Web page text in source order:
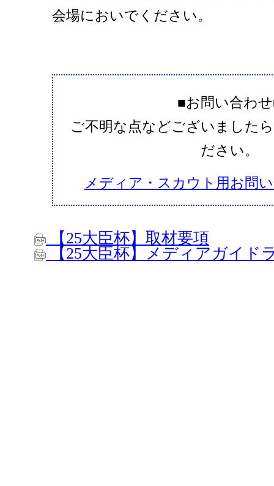
会場においでください。
■お問い合わ
ご不明な点などございました
ださい。
メディア・スカウト用お問
【25大臣杯】取材要項
【25大臣杯】メディアガイド